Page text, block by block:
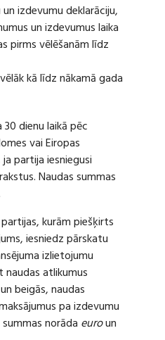
izdevumu deklarāciju,
un izdevumus laika
pirms vēlēšanām līdz
kā līdz nākamā gada
dienu laikā pēc
vai Eiropas
partija iesniegusi
Naudas summas
kurām piešķirts
iesniedz pārskatu
izlietojumu
atlikumus
beigās, naudas
pa izdevumu
norāda euroun